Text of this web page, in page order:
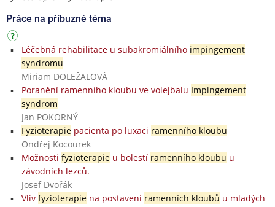
Práce na příbuzné téma
Léčebná rehabilitace u subakromiálního impingement
syndromu
Miriam DOLEŽALOVÁ
Poranění ramenního kloubu ve volejbalu Impingement
syndrom
Jan POKORNÝ
Fyzioterapiepacienta po luxaci ramenního kloubu
Ondřej Kocourek
Možnosti fyzioterapieu bolestí ramenního kloubu u
závodních lezců.
Josef Dvořák
Vliv fyzioterapiena postavení ramenních kloubů u mladých